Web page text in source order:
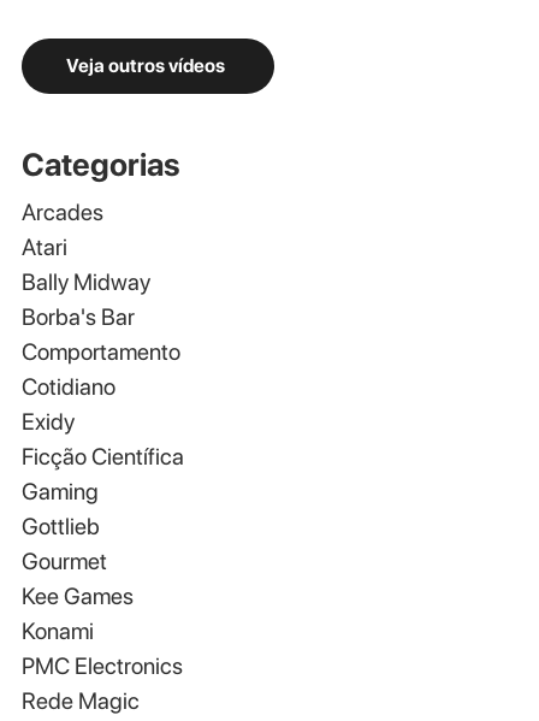
Veja outros vídeos
Categorias
Arcades
Atari
Bally Midway
Borba's Bar
Comportamento
Cotidiano
Exidy
Ficção Científica
Gaming
Gottlieb
Gourmet
Kee Games
Konami
PMC Electronics
Rede Magic